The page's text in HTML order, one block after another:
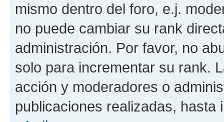
mismo dentro del foro, e.j.
no puede cambiar su rank
administración. Por favor, no
solo para incrementar su rank.
acción y moderadores o
publicaciones realizadas, hasta